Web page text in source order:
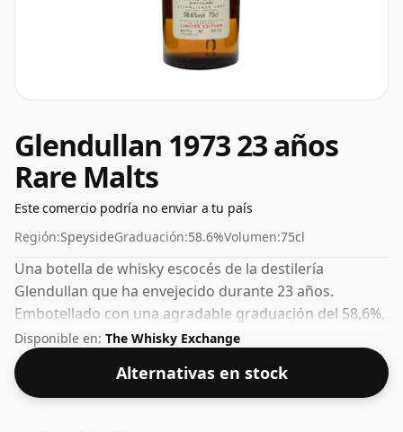
Glendullan 1973 23 años
Rare Malts
Este comercio podría no enviar a tu país
Región:SpeysideGraduación:58.6%Volumen:75cl
Una botella de whisky escocés de la destilería
Glendullan que ha envejecido durante 23 años.
Embotellado con una agradable graduación del 58,6%,
este whisky se presenta en una botella de 75 cl.
Disponible en: The Whisky Exchange
Alternativas en stock